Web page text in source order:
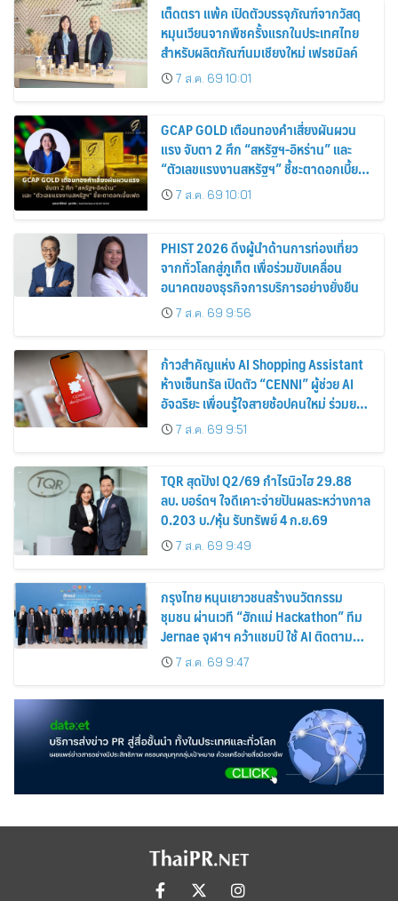
เต็ดตรา แพ้ค เปิดตัวบรรจุภัณฑ์จากวัสดุ
หมุนเวียนจากพืชครั้งแรกในประเทศไทย
สำหรับผลิตภัณฑ์นมเชียงใหม่ เฟรชมิลค์
7 ส.ค. 69 10:01
GCAP GOLD เตือนทองคำเสี่ยงผันผวน
แรง จับตา 2 ศึก “สหรัฐฯ-อิหร่าน” และ
“ตัวเลขแรงงานสหรัฐฯ” ชี้ชะตาดอกเบี้ย
เฟด7 ส.ค. 69 10:01
PHIST 2026 ดึงผู้นำด้านการท่องเที่ยว
จากทั่วโลกสู่ภูเก็ต เพื่อร่วมขับเคลื่อน
อนาคตของธุรกิจการบริการอย่างยั่งยืน
7 ส.ค. 69 9:56
ก้าวสำคัญแห่ง AI Shopping Assistant
ห้างเซ็นทรัล เปิดตัว “CENNI” ผู้ช่วย AI
อัจฉริยะ เพื่อนรู้ใจสายช้อปคนใหม่ ร่วมยก
ระดับประสบการณ์ช้อปปิ้งให้ง่ายขึ้นได้ ใน
แชตเดียว
7 ส.ค. 69 9:51
TQR สุดปัง! Q2/69 กำไรนิวไฮ 29.88
ลบ. บอร์ดฯ ใจดีเคาะจ่ายปันผลระหว่างกาล
0.203 บ./หุ้น รับทรัพย์ 4 ก.ย.69
7 ส.ค. 69 9:49
กรุงไทย หนุนเยาวชนสร้างนวัตกรรม
ชุมชน ผ่านเวที “ฮักแม่ Hackathon” ทีม
Jernae จุฬาฯ คว้าแชมป์ ใช้ AI ติดตาม
ทรัพย์สินสูญหาย
7 ส.ค. 69 9:47